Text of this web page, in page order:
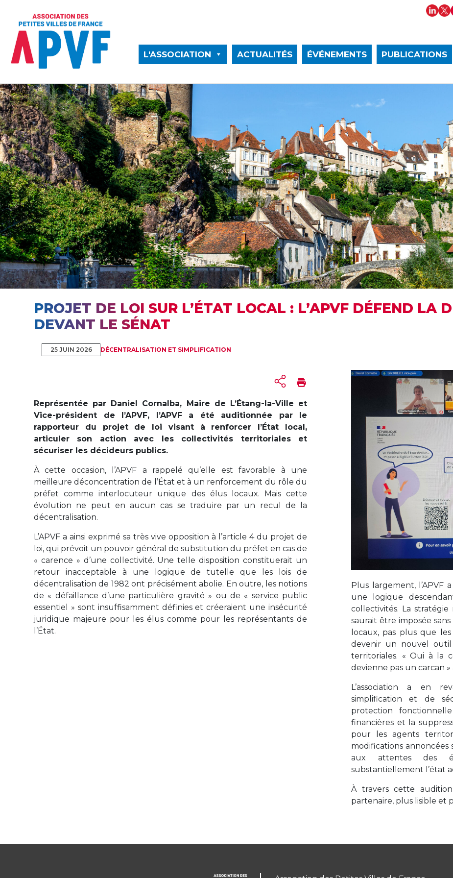
L'ASSOCIATION ACTUALITÉS ÉVÉNEMENTS PUBLICATIONS
PROJET DE LOI SUR L’ÉTAT LOCAL : L’APVF DÉFEND LA
DEVANT LE SÉNAT
25 JUIN 2026 DÉCENTRALISATION ET SIMPLIFICATION
Représentée par Daniel Cornalba, Maire de L’Étang-la-Ville et
Vice-président de l’APVF, l’APVF a été auditionnée par le
rapporteur du projet de loi visant à renforcer l’État local,
articuler son action avec les collectivités territoriales et
sécuriser les décideurs publics.
À cette occasion, l’APVF a rappelé qu’elle est favorable à une
meilleure déconcentration de l’État et à un renforcement du rôle du
préfet comme interlocuteur unique des élus locaux. Mais cette
évolution ne peut en aucun cas se traduire par un recul de la
décentralisation.
L’APVF a ainsi exprimé sa très vive opposition à l’article 4 du projet de
loi, qui prévoit un pouvoir général de substitution du préfet en cas de
« carence » d’une collectivité. Une telle disposition constituerait un
retour inacceptable à une logique de tutelle que les lois de
décentralisation de 1982 ont précisément abolie. En outre, les notions
de « défaillance d’une particulière gravité » ou de « service public
essentiel » sont insuffisamment définies et créeraient une insécurité
juridique majeure pour les élus comme pour les représentants de
l’État.
Plus largement,
une logique
collectivités. La
saurait être imposée
locaux, pas plus que
devenir un nouvel outil
territoriales. « Oui à la
devienne pas un carcan »
L’association a en
simplification et de
protection
financières et la
pour les agents
modifications
aux attentes des
substantiellement l’état
À travers cette
partenaire, plus lisible et